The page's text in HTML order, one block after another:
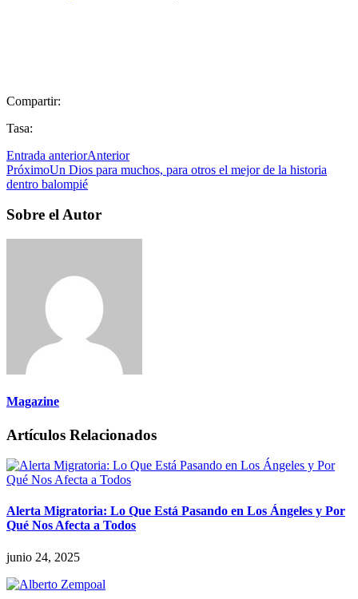
Compartir:
Tasa:
Entrada anteriorAnterior
PróximoUn Dios para muchos, para otros el mejor de la historia
dentro balompié
Sobre el Autor
Magazine
Artículos Relacionados
Alerta Migratoria: Lo Que Está Pasando en Los Ángeles y Por
Qué Nos Afecta a Todos
junio 24, 2025